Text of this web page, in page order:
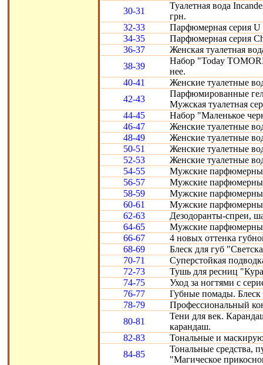
30-31
Туалетная вода
грн.
32-33
Парфюмерная серия U
34-35
Парфюмерная серия
36-37
Женская туалетная
38-39
Набор "Today
нее.
40-41
Женские туалетные
42-43
Парфюмированные
Мужская туалетная
44-45
Набор "Маленькое
46-47
Женские туалетные
48-49
Женские туалетные
50-51
Женские туалетные
52-53
Женские туалетные
54-55
Мужские
56-57
Мужские
58-59
Мужские
60-61
Мужские
62-63
Дезодоранты-спреи,
64-65
Мужские
66-67
4 новых оттенка
68-69
Блеск для губ
70-71
Суперстойкая
72-73
Тушь для ресниц
74-75
Уход за ногтями с
76-77
Губные помады. Блеск
78-79
Профессиональный
80-81
Тени для век.
карандаш.
82-83
Тональные и
84-85
Тональные средства,
"Магическое